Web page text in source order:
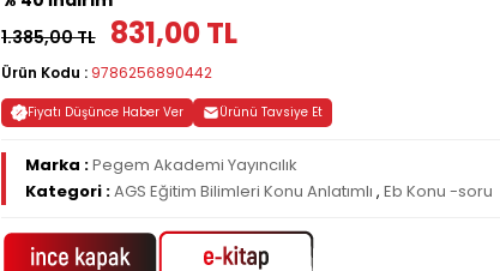
1.385,00 TL
831,00 TL
Ürün Kodu : 9786256890442
Fiyatı Düşünce Haber Ver Ürünü Tavsiye Et
Marka :Pegem Akademi Yayıncılık
Kategori :AGS Eğitim Bilimleri Konu Anlatımlı , Eb Konu -soru